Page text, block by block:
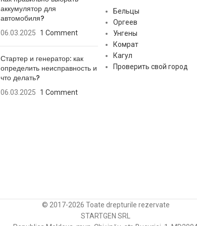
[:]
аккумулятор для
автомобиля?
06.03.2025 1 Comment
Стартер и генератор: как
определить неисправность и
что делать?
06.03.2025 1 Comment
Бельцы
Оргеев
Унгены
Комрат
Кагул
Проверить свой город
© 2017-2026 Toate drepturile rezervate
STARTGEN SRL